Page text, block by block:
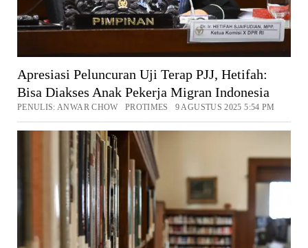
Apresiasi Peluncuran Uji Terap PJJ, Hetifah:
Bisa Diakses Anak Pekerja Migran Indonesia
PENULIS: ANWAR CHOW PROTIMES 9 AGUSTUS 2025 5:54 PM